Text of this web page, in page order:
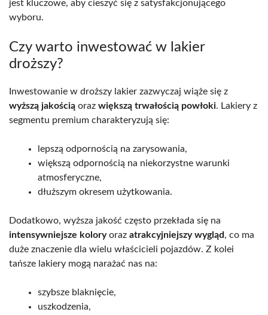
jest kluczowe, aby cieszyć się z satysfakcjonującego
wyboru.
Czy warto inwestować w lakier
droższy?
Inwestowanie w droższy lakier zazwyczaj wiąże się z
wyższą jakością oraz większą trwałością powłoki. Lakiery z
segmentu premium charakteryzują się:
lepszą odpornością na zarysowania,
większą odpornością na niekorzystne warunki
atmosferyczne,
dłuższym okresem użytkowania.
Dodatkowo, wyższa jakość często przekłada się na
intensywniejsze koloryoraz atrakcyjniejszy wygląd, co ma
duże znaczenie dla wielu właścicieli pojazdów. Z kolei
tańsze lakiery mogą narażać nas na:
szybsze blaknięcie,
uszkodzenia,